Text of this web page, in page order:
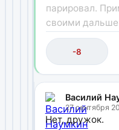
парировал.
своими
-8
Василий
27 сентября
Нет, дружок.